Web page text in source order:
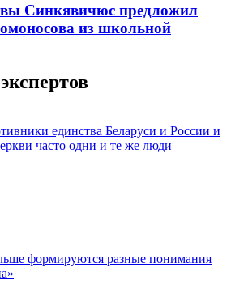
Синкявичюс предложил
из школьной
единства Беларуси и России и
часто одни и те же люди
формируются разные понимания